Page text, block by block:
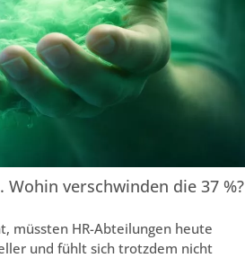
verschwinden die 37 %?
müssten HR-Abteilungen heute
und fühlt sich trotzdem nicht